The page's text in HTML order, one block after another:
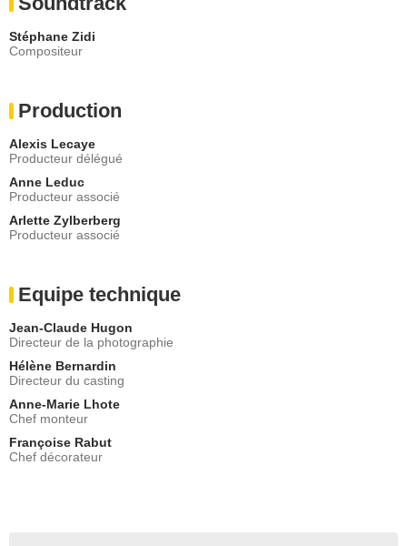
Stéphane Zidi
Compositeur
Production
Alexis Lecaye
Producteur délégué
Anne Leduc
Producteur associé
Arlette Zylberberg
Producteur associé
Equipe technique
Jean-Claude Hugon
Directeur de la photographie
Hélène Bernardin
Directeur du casting
Anne-Marie Lhote
Chef monteur
Françoise Rabut
Chef décorateur